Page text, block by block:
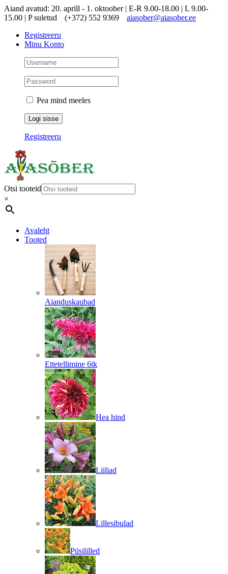
Skip
to
Aiand avatud: 20. aprill - 1. oktoober | E-R 9.00-18.00 | L 9.00-
15.00 | P suletud
(+372) 552 9369
aiasober@aiasober.ee
Registreeru
Minu Konto
Pea mind meeles
Registreeru
Otsi tooteid
×
Avaleht
Tooted
Aianduskaubad
Ettetellimine 6tk
Hea hind
Liiliad
Lillesibulad
Püsililled